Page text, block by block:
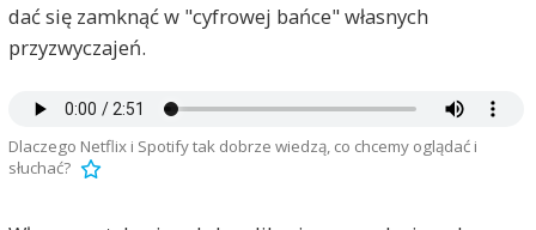
dać się zamknąć w "cyfrowej bańce" własnych
przyzwyczajeń.
Dlaczego Netflix i Spotify tak dobrze wiedzą, co chcemy oglądać i
słuchać?